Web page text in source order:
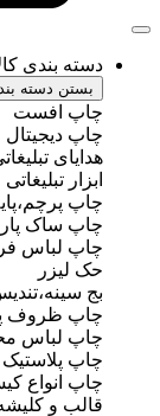
کالا و خدمات
بندی کالا و خدمات
پارچه ای
فرم
و..
پذیرایی
محرمی
نایلون
کیسه
کلیشه‌سازی